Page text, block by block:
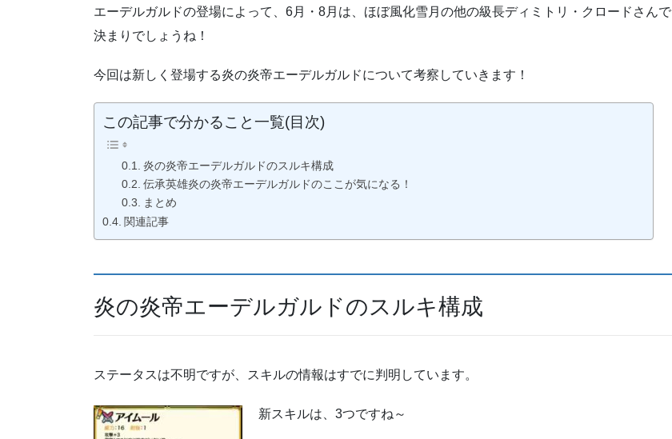
エーデルガルドの登場によって、6月・8月は、ほぼ風化雪月の他の級長ディミトリ・クロードさんで
決まりでしょうね！
今回は新しく登場する炎の炎帝エーデルガルドについて考察していきます！
この記事で分かること一覧(目次)
炎の炎帝エーデルガルドのスルキ構成
伝承英雄炎の炎帝エーデルガルドのここが気になる！
まとめ
関連記事
炎の炎帝エーデルガルドのスルキ構成
ステータスは不明ですが、スキルの情報はすでに判明しています。
新スキルは、3つですね～